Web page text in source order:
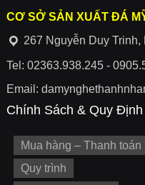
CƠ SỞ SẢN XUẤT ĐÁ
267 Nguyễn Duy
Tel: 02363.938.245 -
Email:
Chính Sách & Quy Định
Mua hàng – Thanh toán
Quy trình